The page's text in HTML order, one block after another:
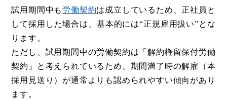
試用期間中も労働契約は成立しているため、正社員と
して採用した場合は、基本的には“正規雇用扱い”とな
ります。
ただし、試用期間中の労働契約は「解約権留保付労働
契約」と考えられているため、期間満了時の解雇（本
採用見送り）が通常よりも認められやすい傾向があり
ます。